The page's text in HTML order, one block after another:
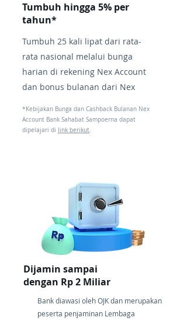
Tumbuh hingga 5% per
tahun*
Tumbuh 25 kali lipat dari rata-
rata nasional melalui bunga
harian di rekening Nex Account
dan bonus bulanan dari Nex
*Kebijakan Bunga dan Cashback Bulanan Nex
Account Bank Sahabat Sampoerna dapat
dipelajari di link berikut.
Dijamin sampai
dengan Rp 2 Miliar
Bank diawasi oleh OJK dan merupakan
peserta penjaminan Lembaga